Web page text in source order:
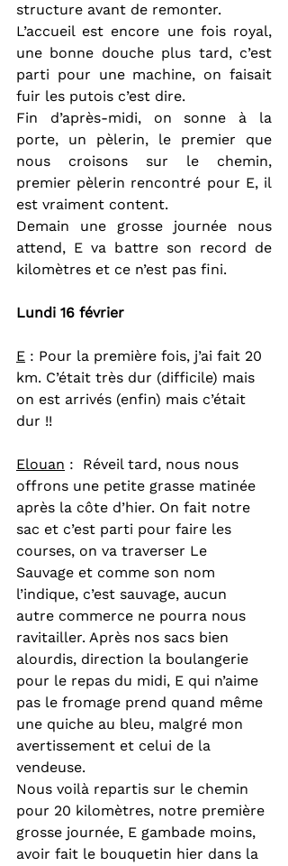
structure avant de remonter.
L’accueil est encore une fois royal,
une bonne douche plus tard, c’est
parti pour une machine, on faisait
fuir les putois c’est dire.
Fin d’après-midi, on sonne à la
porte, un pèlerin, le premier que
nous croisons sur le chemin,
premier pèlerin rencontré pour E, il
est vraiment content.
Demain une grosse journée nous
attend, E va battre son record de
kilomètres et ce n’est pas fini.
Lundi 16 février
E : Pour la première fois, j’ai fait 20
km. C’était très dur (difficile) mais
on est arrivés (enfin) mais c’était
dur !!
Elouan :  Réveil tard, nous nous
offrons une petite grasse matinée
après la côte d’hier. On fait notre
sac et c’est parti pour faire les
courses, on va traverser Le
Sauvage et comme son nom
l’indique, c’est sauvage, aucun
autre commerce ne pourra nous
ravitailler. Après nos sacs bien
alourdis, direction la boulangerie
pour le repas du midi, E qui n’aime
pas le fromage prend quand même
une quiche au bleu, malgré mon
avertissement et celui de la
vendeuse.
Nous voilà repartis sur le chemin
pour 20 kilomètres, notre première
grosse journée, E gambade moins,
avoir fait le bouquetin hier dans la